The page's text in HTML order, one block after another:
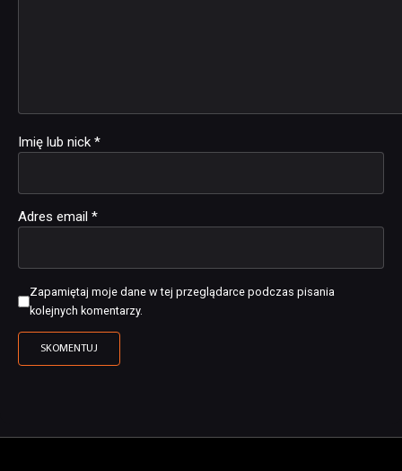
Imię lub nick *
Adres email *
Zapamiętaj moje dane w tej przeglądarce podczas pisania
kolejnych komentarzy.